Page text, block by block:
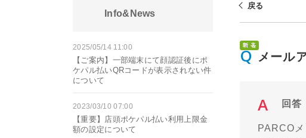
Info&News
2025/05/14 11:00
【ご案内】一部端末にて顔認証後にポ
ケパル払いQRコードが表示されない件
について
2023/03/10 07:00
【重要】店頭ポケパル払い利用上限金
額の設定について
戻る
メール
回答
PARCO